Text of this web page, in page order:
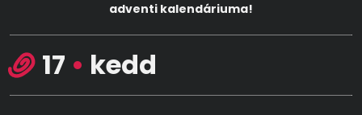
adventi kalendáriuma!
17 • kedd